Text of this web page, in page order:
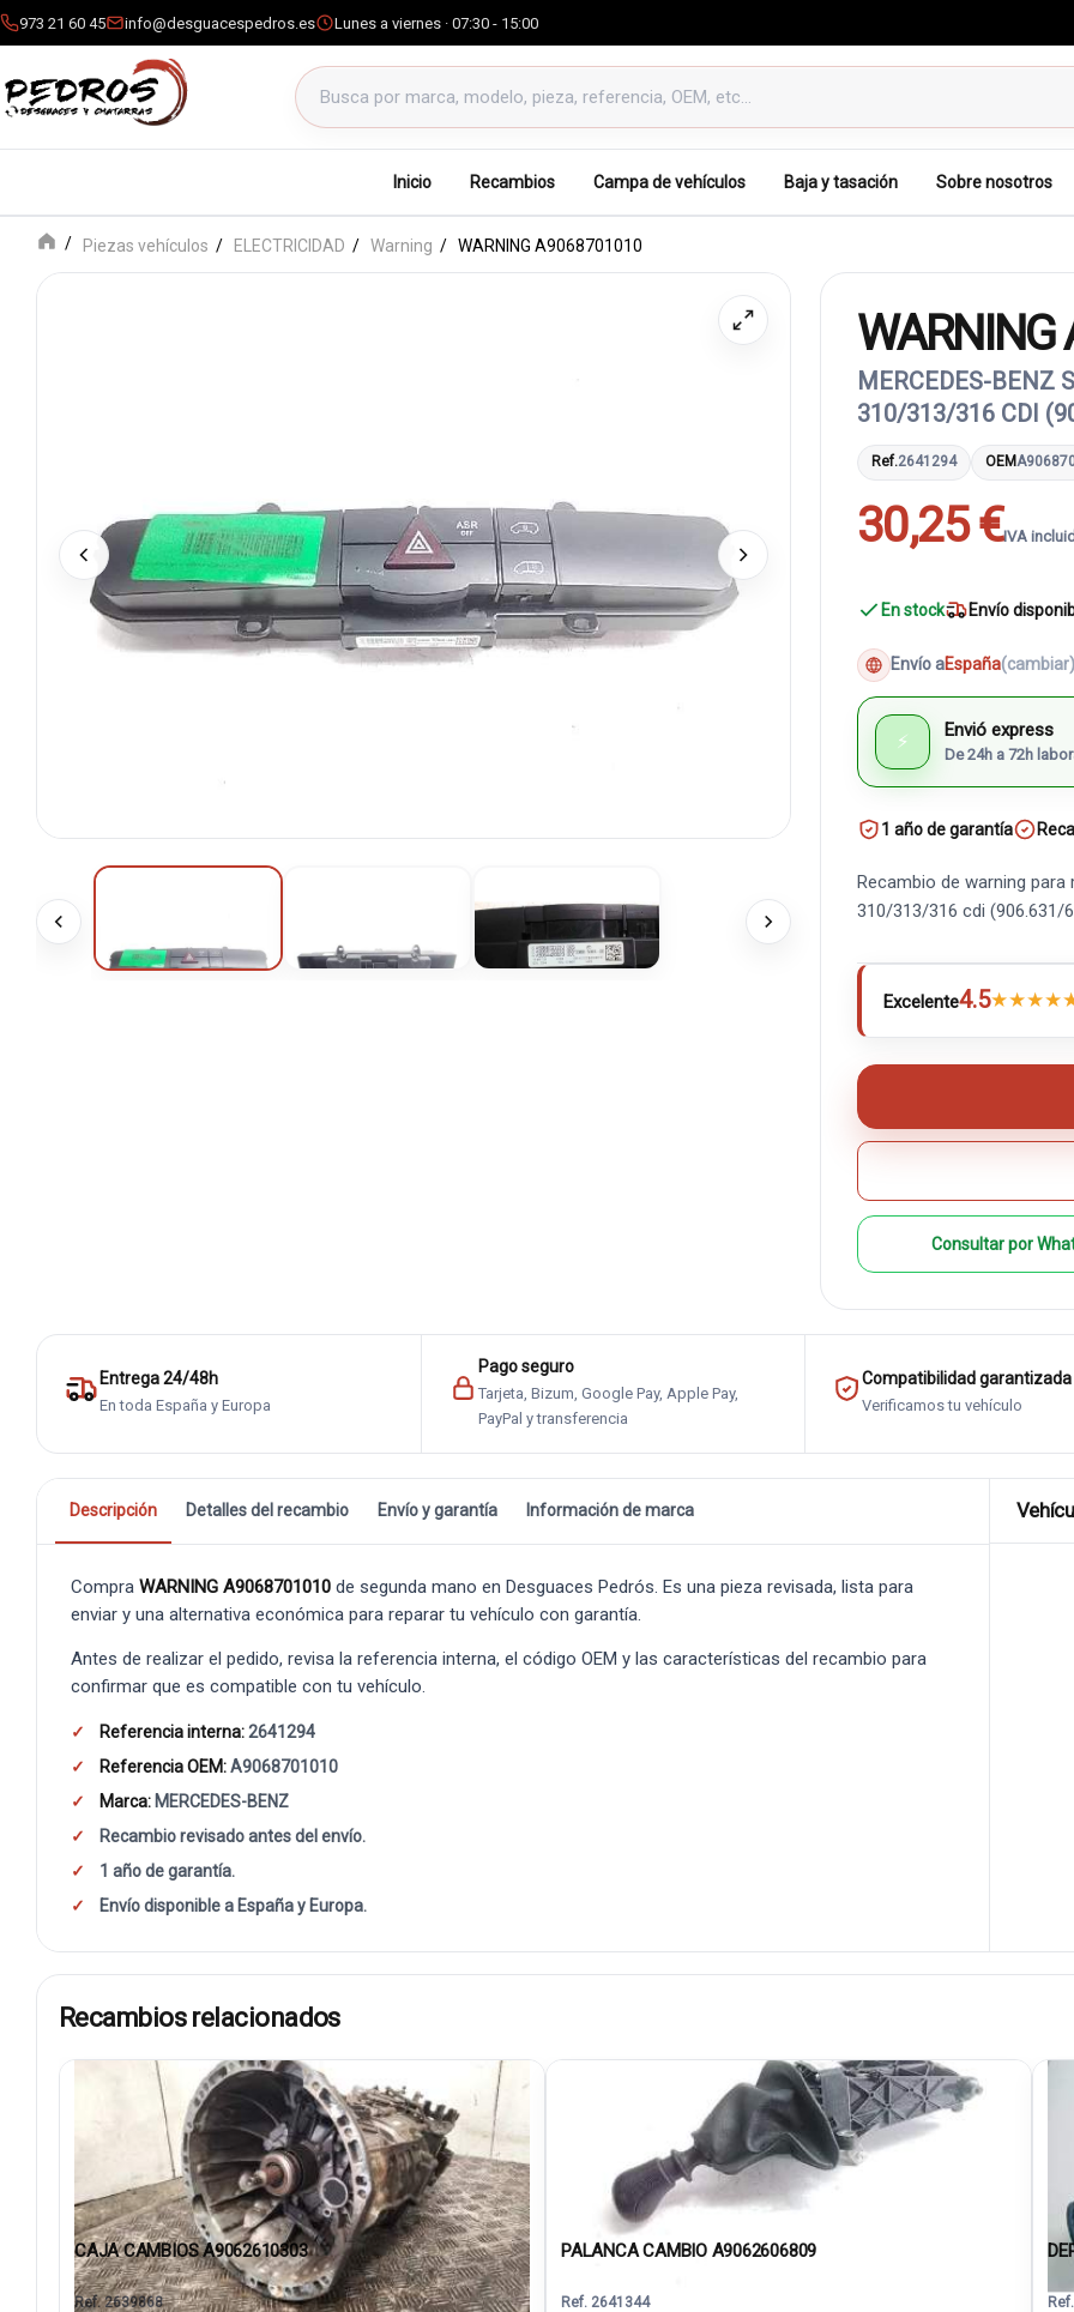
973 21 60 45 info@desguacespedros.es Lunes a viernes · 07:30 - 15:00
Buscar productos
Inicio Recambios Campa de vehículos Baja y tasación Sobre nosotros
Piezas vehículos ELECTRICIDAD Warning WARNING A9068701010
MERCEDES-BENZ
310/313/316 CDI
Ref.2641294 OEM
30,25 €IVA
En stock Envío
Envío aEspaña(cambiar)
⚡ Envió express
De 24h a 72h
1 año de garantía
Recambio de warning
310/313/316 cdi (906.631/
Excelente4.5★★★★
Consultar por
Entrega 24/48h
En toda España y Europa
Pago seguro
Tarjeta, Bizum, Google Pay, Apple Pay,
PayPal y transferencia
Compatibilidad garantizada
Verificamos tu vehículo
Descripción Detalles del recambio Envío y garantía Información de marca
Compra WARNING A9068701010 de segunda mano en Desguaces Pedrós. Es una pieza revisada, lista para
enviar y una alternativa económica para reparar tu vehículo con garantía.
Antes de realizar el pedido, revisa la referencia interna, el código OEM y las características del recambio para
confirmar que es compatible con tu vehículo.
Referencia interna:2641294
Referencia OEM:A9068701010
Marca: MERCEDES-BENZ
Recambio revisado antes del envío.
1 año de garantía.
Envío disponible a España y Europa.
Recambios relacionados
CAJA CAMBIOS A9062610303
Ref. 2639868
PALANCA CAMBIO A9062606809
Ref. 2641344